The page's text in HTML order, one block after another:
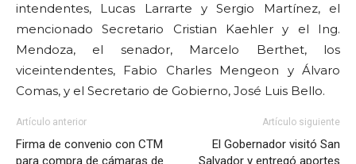
intendentes, Lucas Larrarte y Sergio Martínez, el
mencionado Secretario Cristian Kaehler y el Ing.
Mendoza, el senador, Marcelo Berthet, los
viceintendentes, Fabio Charles Mengeon y Álvaro
Comas, y el Secretario de Gobierno, José Luis Bello.
Artículo anterior
Firma de convenio con CTM
para compra de cámaras de
Artículo siguiente
El Gobernador visitó San
Salvador y entregó aportes